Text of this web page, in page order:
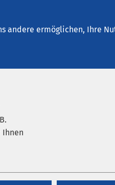
andere ermöglichen, Ihre
Ihnen
Stellenangebote
auch
wie